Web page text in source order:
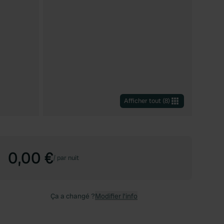
Afficher tout (8)
0,00 €/ par nuit
Ça a changé ?Modifier l’info